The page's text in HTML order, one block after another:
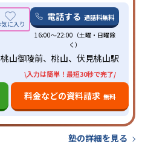
電話する 通話料無料
16:00〜22:00（土曜・日曜除
く）
桃山御陵前、桃山、伏見桃山駅
\入力は簡単！最短30秒で完了/
料金などの資料請求 無料
塾の詳細を見る